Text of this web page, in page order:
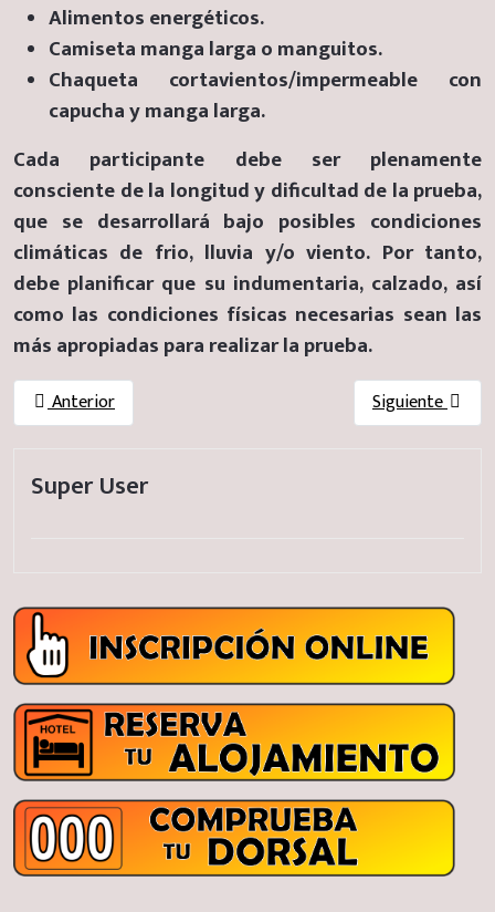
Alimentos energéticos.
Camiseta manga larga o manguitos.
Chaqueta cortavientos/impermeable con
capucha y manga larga.
Cada participante debe ser plenamente
consciente de la longitud y dificultad de la prueba,
que se desarrollará bajo posibles condiciones
climáticas de frio, lluvia y/o viento. Por tanto,
debe planificar que su indumentaria, calzado, así
como las condiciones físicas necesarias sean las
más apropiadas para realizar la prueba.
Anterior Siguiente
Super User